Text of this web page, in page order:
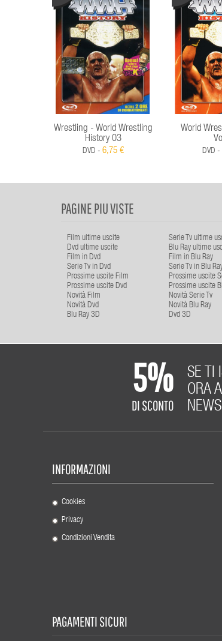
Wrestling - World Wrestling
History 03
DVD - 6,75 €
World
DVD -
PAGINE PIU VISTE
Film ultime uscite
Serie Tv ultime
Dvd ultime uscite
Blu Ray ultime
Film in Dvd
Film in Blu Ray
Serie Tv in Dvd
Serie Tv in Blu
Prossime uscite Film
Prossime uscite
Prossime uscite Dvd
Prossime uscite
Novità Film
Novità Serie Tv
Novità Dvd
Novità Blu Ray
Blu Ray 3D
Dvd 3D
5%
DI SCONTO
SE TI
ORA
INFORMAZIONI
Cookies
Privacy
Condizioni Vendita
PAGAMENTI SICURI